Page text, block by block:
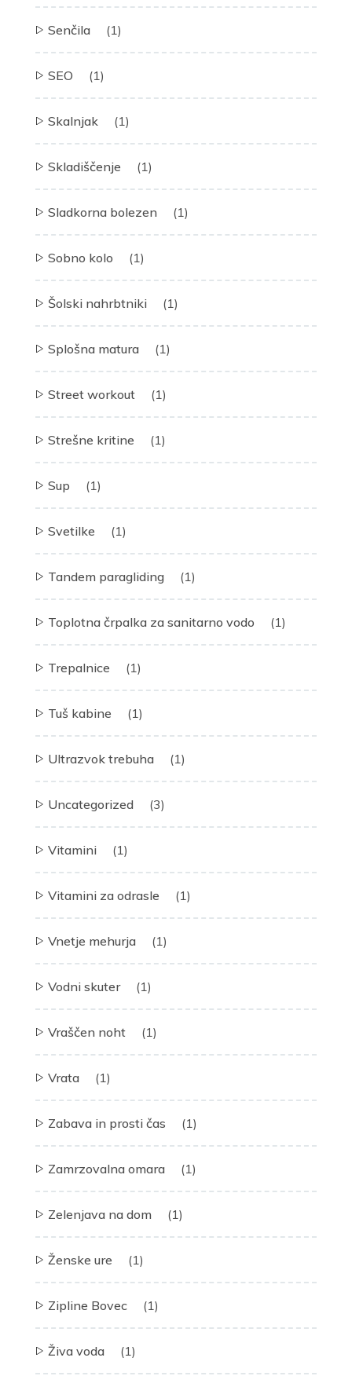
Senčila (1)
SEO (1)
Skalnjak (1)
Skladiščenje (1)
Sladkorna bolezen (1)
Sobno kolo (1)
Šolski nahrbtniki (1)
Splošna matura (1)
Street workout (1)
Strešne kritine (1)
Sup (1)
Svetilke (1)
Tandem paragliding (1)
Toplotna črpalka za sanitarno vodo (1)
Trepalnice (1)
Tuš kabine (1)
Ultrazvok trebuha (1)
Uncategorized (3)
Vitamini (1)
Vitamini za odrasle (1)
Vnetje mehurja (1)
Vodni skuter (1)
Vraščen noht (1)
Vrata (1)
Zabava in prosti čas (1)
Zamrzovalna omara (1)
Zelenjava na dom (1)
Ženske ure (1)
Zipline Bovec (1)
Živa voda (1)